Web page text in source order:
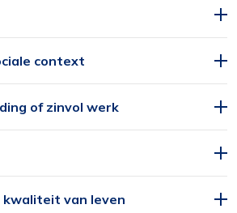
de website af te
context
of zinvol werk
kwaliteit van leven